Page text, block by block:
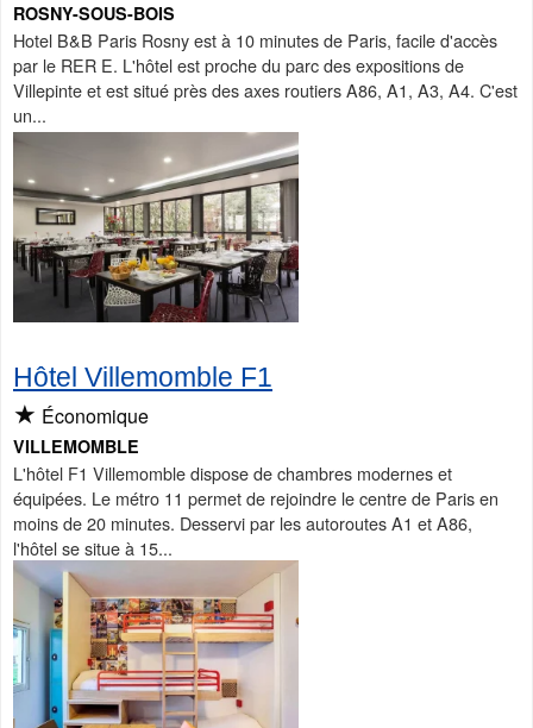
ROSNY-SOUS-BOIS
Hotel B&B Paris Rosny est à 10 minutes de Paris, facile d'accès
par le RER E. L'hôtel est proche du parc des expositions de
Villepinte et est situé près des axes routiers A86, A1, A3, A4. C'est
un...
Hôtel Villemomble F1
★ Économique
VILLEMOMBLE
L'hôtel F1 Villemomble dispose de chambres modernes et
équipées. Le métro 11 permet de rejoindre le centre de Paris en
moins de 20 minutes. Desservi par les autoroutes A1 et A86,
l'hôtel se situe à 15...